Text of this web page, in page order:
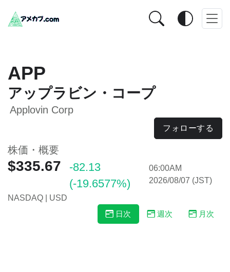
APP
アップラビン・コープ
Applovin Corp
フォローする
株価・概要
$335.67
-82.13
(-19.6577%)
06:00AM
2026/08/07 (JST)
NASDAQ | USD
日次
週次 月次